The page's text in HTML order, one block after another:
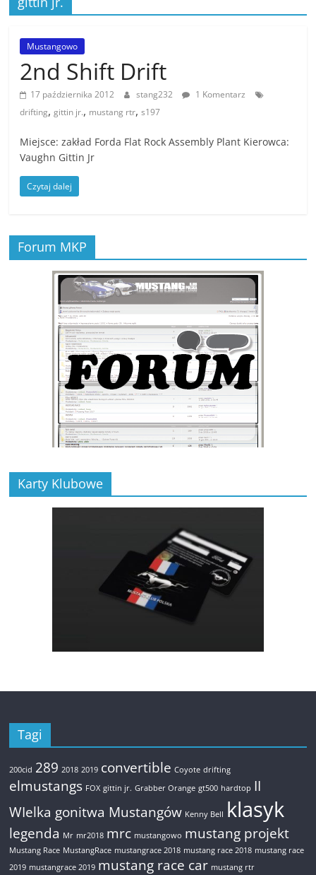
Stowarzyszenia
Klub
Polska
MKP
zrzesza
amerykańskiej
motoryzacji
Mustangowo
2nd Shift Drift
17 października 2012 stang232
1 Komentarz
drifting,gittin jr., mustang rtr,s197
Miejsce: zakład Forda Flat Rock Assembly Plant Kierowca:
Vaughn Gittin Jr
Czytaj dalej
Forum MKP
Karty Klubowe
Tagi
200cid 289 2018 2019 convertible Coyote drifting
elmustangs FOX gittin jr. Grabber Orange gt500 hardtop II
WIelka gonitwa Mustangów Kenny Bell klasyk
legenda Mr mr2018 mrc mustangowo mustang projekt
Mustang Race MustangRace mustangrace 2018 mustang race 2018 mustang race
2019 mustangrace 2019 mustang race car mustang rtr